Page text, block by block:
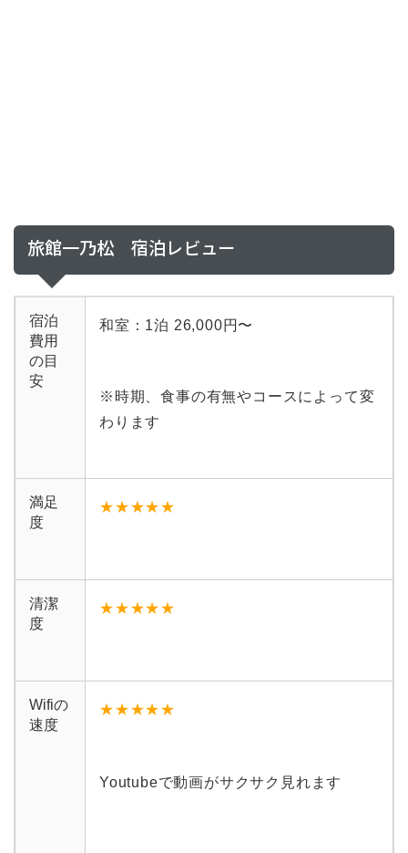
旅館一乃松 宿泊レビュー
宿泊
費用
の目
安
和室：1泊 26,000円〜
※時期、食事の有無やコースによって変
わります
満足
度
★★★★★
清潔
度
★★★★★
Wifiの
速度
★★★★★
Youtubeで動画がサクサク見れます